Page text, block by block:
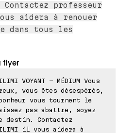
professeur
aidera à renouer
dans tous les
flyer
VOYANT - MÉDIUM Vous
vous êtes désespérés,
vous tournent le
pas abattre, soyez
destin. Contactez
il vous aidera à